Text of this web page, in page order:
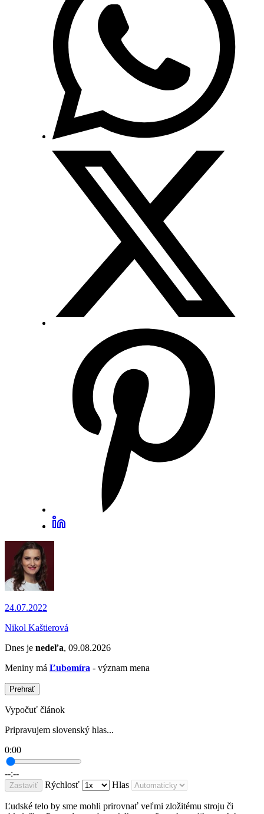
24.07.2022
Nikol Kaštierová
Dnes je nedeľa, 09.08.2026
Meniny má Ľubomíra - význam mena
Prehrať
Vypočuť článok
Pripravujem slovenský hlas...
0:00
--:--
Zastaviť Rýchlosť Hlas
Ľudské telo by sme mohli prirovnať veľmi zložitému stroju či